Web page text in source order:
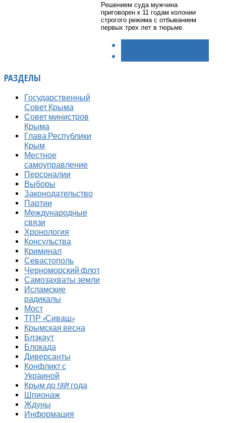
Решением суда мужчина
приговорен к 11 годам колонии
строгого режима с отбыванием
первых трех лет в тюрьме.
РАЗДЕЛЫ
Государственный
Совет Крыма
Совет министров
Крыма
Глава Республики
Крым
Местное
самоуправление
Персоналии
Выборы
Законодательство
Партии
Международные
связи
Хронология
Консульства
Криминал
Севастополь
Черноморский флот
Самозахваты земли
Исламские
радикалы
Мост
ТПР «Сиваш»
Крымская весна
Блэкаут
Блокада
Диверсанты
Конфликт с
Украиной
Крым до 1991 года
Шпионаж
Ждуны
Информация